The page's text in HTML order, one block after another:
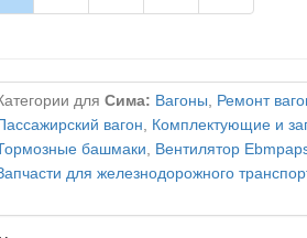
для Сима: Вагоны, Ремонт
вагон, Комплектующие и
башмаки, Вентилятор
для железнодорожного